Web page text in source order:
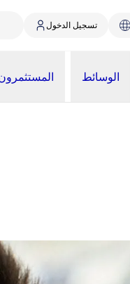
تسجيل الدخول
الوسائط